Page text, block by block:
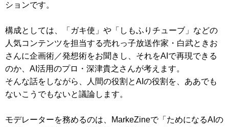
ションです。
構成としては、「ガキ使」や「しもふりチューブ」などの
人気コンテンツを担当する売れっ子放送作家・白武ときお
さんに企画術／発想術をお聞きし、それをAIで再現できる
のか、AI活用のプロ・深津貴之さんが考えます。
そんな話をしながら、人間の役割とAIの役割を、ああでも
ないこうでもないと議論します。
モデレーターを務めるのは、MarkeZineで「ためになるAIの